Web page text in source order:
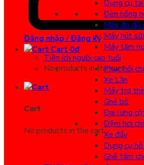
Đăng nhập / Đăng ký
Cart 0đ
No products in the cart.
Cart
No products in the cart.
Dụng cụ
Đèn hồng
Máy đo độ
Máy hút
Máy tăm
Tiện ích người cao tuổi
Phục hồi
Xe Lăn
Máy trợ
Ghế bô
Đai lưng
Đệm hơi
Xe đẩy
Dụng cụ
Ghế tắm